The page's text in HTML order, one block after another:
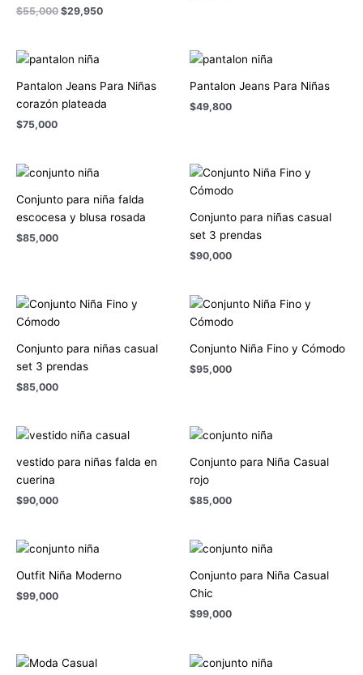
$55,000 $29,950
Pantalon Jeans Para Niñas
corazón plateada
$75,000
Pantalon Jeans Para Niñas
$49,800
Conjunto para niña falda
escocesa y blusa rosada
$85,000
Conjunto para niñas casual
set 3 prendas
$90,000
Conjunto para niñas casual
set 3 prendas
$85,000
Conjunto Niña Fino y Cómodo
$95,000
vestido para niñas falda en
cuerina
$90,000
Conjunto para Niña Casual
rojo
$85,000
Outfit Niña Moderno
$99,000
Conjunto para Niña Casual
Chic
$99,000